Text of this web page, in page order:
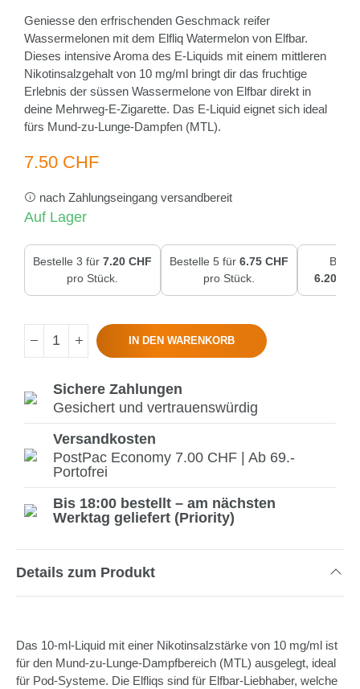
Geniesse den erfrischenden Geschmack reifer
Wassermelonen mit dem Elfliq Watermelon von Elfbar.
Dieses intensive Aroma des E-Liquids mit einem mittleren
Nikotinsalzgehalt von 10 mg/ml bringt dir das fruchtige
Erlebnis der süssen Wassermelone von Elfbar direkt in
deine Mehrweg-E-Zigarette. Das E-Liquid eignet sich ideal
fürs Mund-zu-Lunge-Dampfen (MTL).
7.50 CHF
nach Zahlungseingang versandbereit
Auf Lager
Bestelle 3 für 7.20 CHF
pro Stück.
Bestelle 5 für 6.75 CHF
pro Stück.
6.20
IN DEN WARENKORB
Sichere Zahlungen
Gesichert und vertrauenswürdig
Versandkosten
PostPac Economy 7.00 CHF | Ab 69.-
Portofrei
Bis 18:00 bestellt – am nächsten
Werktag geliefert (Priority)
Details zum Produkt
Das 10-ml-Liquid mit einer Nikotinsalzstärke von 10 mg/ml ist
für den Mund-zu-Lunge-Dampfbereich (MTL) ausgelegt, ideal
für Pod-Systeme. Die Elfliqs sind für Elfbar-Liebhaber, welche